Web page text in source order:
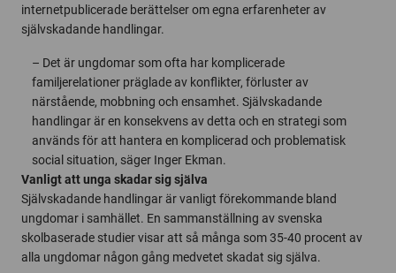
internetpublicerade berättelser om egna erfarenheter av
självskadande handlingar.
– Det är ungdomar som ofta har komplicerade
familjerelationer präglade av konflikter, förluster av
närstående, mobbning och ensamhet. Självskadande
handlingar är en konsekvens av detta och en strategi som
används för att hantera en komplicerad och problematisk
social situation, säger Inger Ekman.
Vanligt att unga skadar sig själva
Självskadande handlingar är vanligt förekommande bland
ungdomar i samhället. En sammanställning av svenska
skolbaserade studier visar att så många som 35-40 procent av
alla ungdomar någon gång medvetet skadat sig själva.